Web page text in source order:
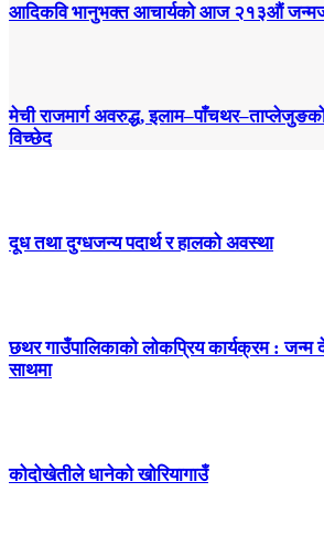
आदिकवि भानुभक्त आचार्यको आज २१३औं
मेची राजमार्ग अवरुद्ध,
विच्छेद
दूध तथा दुग्धजन्य पदार्थ र हालको अवस्था
छथर गाउँपालिकाको लोकप्रिय कार्यक्रम : जन्म
साथमा
कोदोखेतीले धानेको खोरियागाउँ